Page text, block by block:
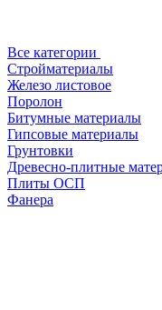
Все категории
Стройматериалы
Железо листовое
Поролон
Битумные материалы
Гипсовые материалы
Грунтовки
Древесно-плитные
Плиты ОСП
Фанера